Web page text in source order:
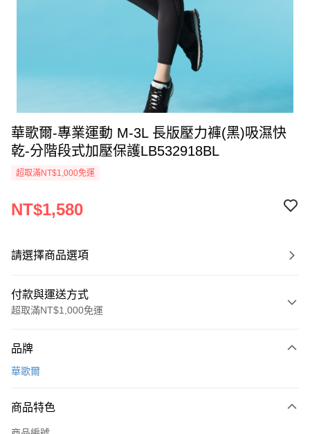
華歌爾-專業運動 M-3L 長版壓力褲(黑)吸濕快
乾-分階段式加壓保護LB532918BL
超取滿NT$1,000免運
NT$1,580
請選擇商品選項
付款與運送方式
超取滿NT$1,000免運
信用卡一次付款
LINE Pay
品牌
華歌爾
商品特色